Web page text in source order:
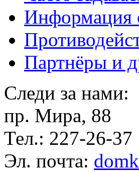
Информация
Партнёры и
Следи за нами:
пр. Мира, 88
Тел.: 227-26-37
Эл. почта: